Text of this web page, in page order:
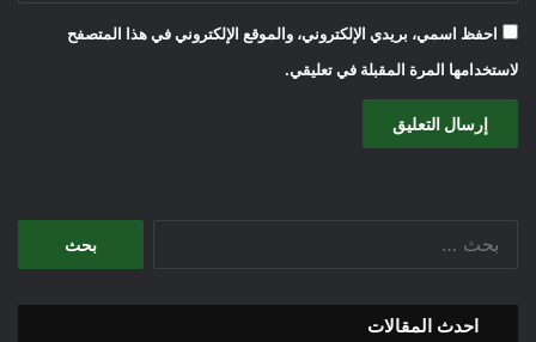
احفظ اسمي، بريدي الإلكتروني، والموقع الإلكتروني في هذا المتصفح
لاستخدامها المرة المقبلة في تعليقي.
احدث المقالات